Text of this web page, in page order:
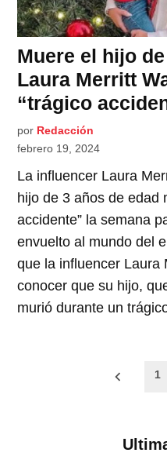
Muere el hijo
Laura Merritt
“trágico
por Redacción
febrero 19, 2024
La influencer Laura
hijo de 3 años de edad
accidente” la semana
envuelto al mundo del
que la influencer Laura
conocer que su hijo,
murió durante un
Paginación
1